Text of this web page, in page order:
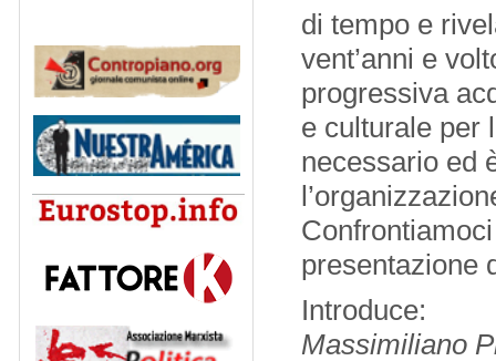
di tempo e
vent’anni e
progressiva
e culturale per
necessario ed
presentazione
Introduce:
Massimiliano